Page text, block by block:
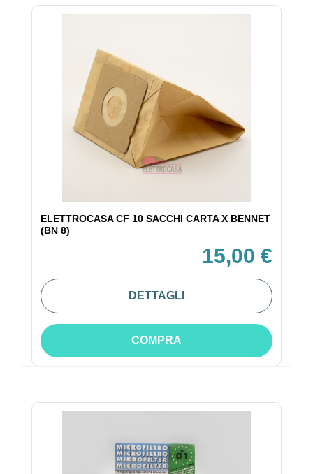
ELETTROCASA CF 10 SACCHI CARTA X BENNET
(BN 8)
15,00 €
DETTAGLI
COMPRA